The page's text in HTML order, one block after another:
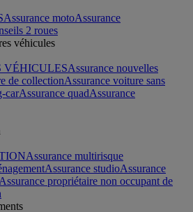
Assurance motoAssurance
2 roues
VÉHICULESAssurance nouvelles
de collectionAssurance voiture sans
carAssurance quadAssurance
Assurance multirisque
Assurance studioAssurance
Assurance propriétaire non occupant de